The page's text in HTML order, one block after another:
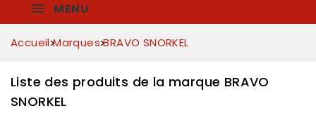
MENU
Accueil Marques BRAVO SNORKEL
Liste des produits de la marque BRAVO
SNORKEL